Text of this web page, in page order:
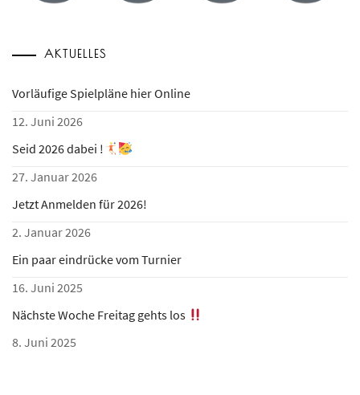
AKTUELLES
Vorläufige Spielpläne hier Online
12. Juni 2026
Seid 2026 dabei !
27. Januar 2026
Jetzt Anmelden für 2026!
2. Januar 2026
Ein paar eindrücke vom Turnier
16. Juni 2025
Nächste Woche Freitag gehts los
8. Juni 2025